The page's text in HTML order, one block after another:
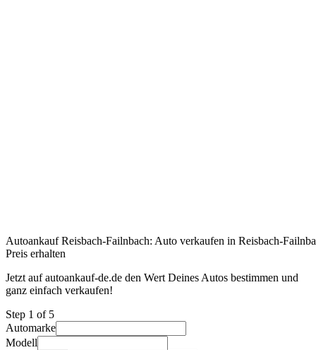
Autoankauf Reisbach-Failnbach: Auto verkaufen in Reisbach-
Preis erhalten
Jetzt auf autoankauf-de.de den Wert Deines Autos bestimmen und
ganz einfach verkaufen!
Step 1 of 5
Automarke
Modell